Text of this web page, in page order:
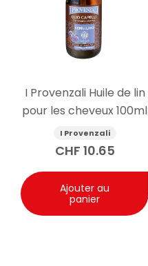
I Provenzali Huile de lin
pour les cheveux 100ml
I Provenzali
CHF 10.65
Ajouter au
panier